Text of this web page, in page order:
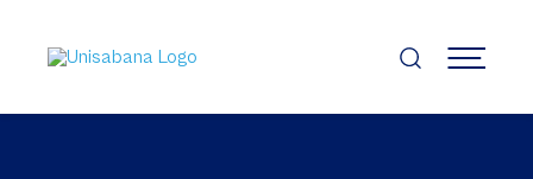
contenido
principal
MENÚ